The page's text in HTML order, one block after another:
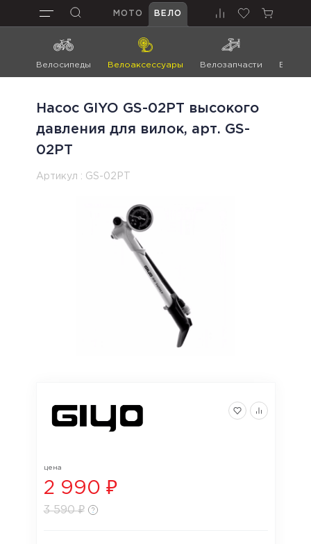
МОТО ВЕЛО
Велосипеды Велоаксессуары Велозапчасти
Насос GIYO GS-02PT высокого
давления для вилок, арт. GS-
02PT
Артикул : GS-02PT
цена
2 990 ₽
3 590 ₽